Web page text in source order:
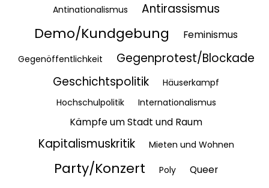
Antinationalismus
Antirassismus
Demo/Kundgebung Feminismus
Gegenöffentlichkeit
Gegenprotest/Blockade
Geschichtspolitik
Häuserkampf
Hochschulpolitik
Internationalismus
Kämpfe um Stadt und Raum
Kapitalismuskritik Mieten und Wohnen
Party/Konzert Poly Queer